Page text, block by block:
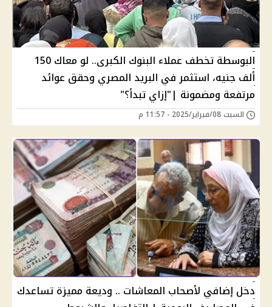
البوسطة تخطف عملاء البنوك الكبرى.. لو معاك 150
ألف جنيه، استثمر في البريد المصري وحقق عوائد
مرتفعة ومضمونة |"إزاي تبدأ؟"
السبت 08/فبراير/2025 - 11:57 م
دخل إضافي لأصحاب المعاشات .. وديعة مميزة تساعدك